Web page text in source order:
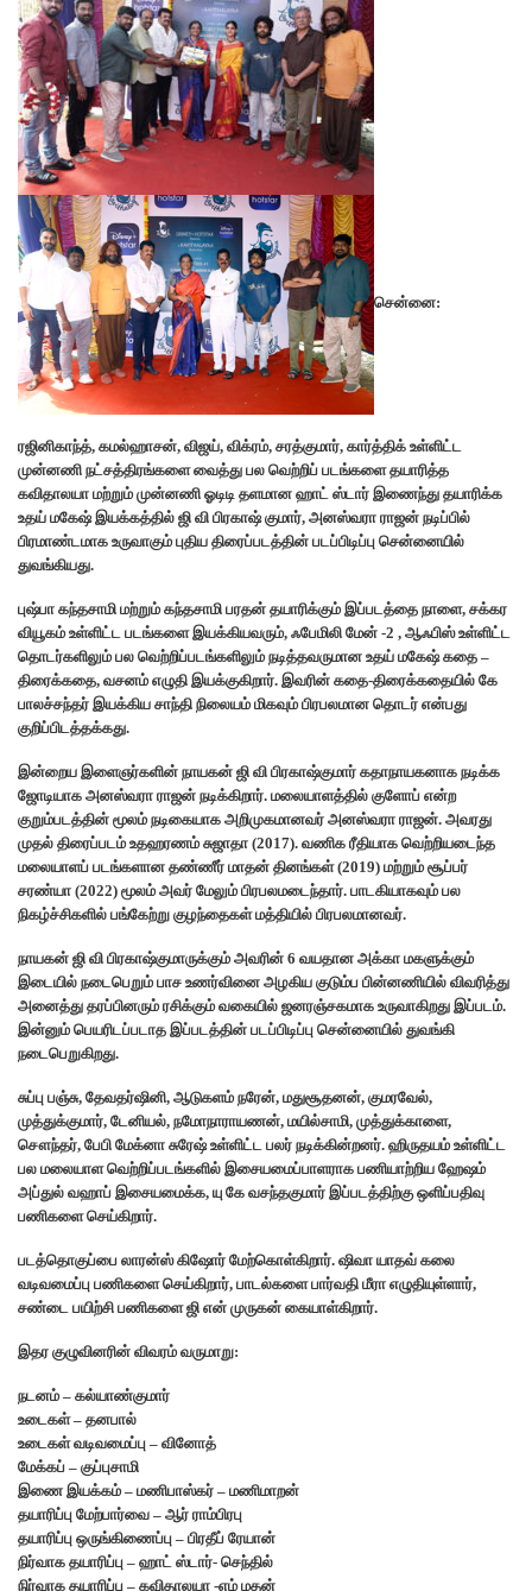
சென்னை:
ரஜினிகாந்த், கமல்ஹாசன், விஜய், விக்ரம், சரத்குமார், கார்த்திக் உள்ளிட்ட
முன்னணி நட்சத்திரங்களை வைத்து பல வெற்றிப் படங்களை தயாரித்த
கவிதாலயா மற்றும் முன்னணி ஓடிடி தளமான ஹாட் ஸ்டார் இணைந்து தயாரிக்க
உதய் மகேஷ் இயக்கத்தில் ஜி வி பிரகாஷ் குமார், அனஸ்வரா ராஜன் நடிப்பில்
பிரமாண்டமாக உருவாகும் புதிய திரைப்படத்தின் படப்பிடிப்பு சென்னையில்
துவங்கியது.
புஷ்பா கந்தசாமி மற்றும் கந்தசாமி பரதன் தயாரிக்கும் இப்படத்தை நாளை, சக்கர
வியூகம் உள்ளிட்ட படங்களை இயக்கியவரும், ஃபேமிலி மேன் -2 , ஆஃபிஸ் உள்ளிட்ட
தொடர்களிலும் பல வெற்றிப்படங்களிலும் நடித்தவருமான உதய் மகேஷ் கதை –
திரைக்கதை, வசனம் எழுதி இயக்குகிறார். இவரின் கதை-திரைக்கதையில் கே
பாலச்சந்தர் இயக்கிய சாந்தி நிலையம் மிகவும் பிரபலமான தொடர் என்பது
குறிப்பிடத்தக்கது.
இன்றைய இளைஞர்களின் நாயகன் ஜி வி பிரகாஷ்குமார் கதாநாயகனாக நடிக்க
ஜோடியாக அனஸ்வரா ராஜன் நடிக்கிறார். மலையாளத்தில் குளோப் என்ற
குறும்படத்தின் மூலம் நடிகையாக அறிமுகமானவர் அனஸ்வரா ராஜன். அவரது
முதல் திரைப்படம் உதஹரணம் சுஜாதா (2017). வணிக ரீதியாக வெற்றியடைந்த
மலையாளப் படங்களான தண்ணீர் மாதன் தினங்கள் (2019) மற்றும் சூப்பர்
சரண்யா (2022) மூலம் அவர் மேலும் பிரபலமடைந்தார். பாடகியாகவும் பல
நிகழ்ச்சிகளில் பங்கேற்று குழந்தைகள் மத்தியில் பிரபலமானவர்.
நாயகன் ஜி வி பிரகாஷ்குமாருக்கும் அவரின் 6 வயதான அக்கா மகளுக்கும்
இடையில் நடைபெறும் பாச உணர்வினை அழகிய குடும்ப பின்னணியில் விவரித்து
அனைத்து தரப்பினரும் ரசிக்கும் வகையில் ஜனரஞ்சகமாக உருவாகிறது இப்படம்.
இன்னும் பெயரிடப்படாத இப்படத்தின் படப்பிடிப்பு சென்னையில் துவங்கி
நடைபெறுகிறது.
சுப்பு பஞ்சு, தேவதர்ஷினி, ஆடுகளம் நரேன், மதுசூதனன், குமரவேல்,
முத்துக்குமார், டேனியல், நமோநாராயணன், மயில்சாமி, முத்துக்காளை,
சௌந்தர், பேபி மேக்னா சுரேஷ் உள்ளிட்ட பலர் நடிக்கின்றனர். ஹிருதயம் உள்ளிட்ட
பல மலையாள வெற்றிப்படங்களில் இசையமைப்பாளராக பணியாற்றிய ஹேஷம்
அப்துல் வஹாப் இசையமைக்க, யு கே வசந்தகுமார் இப்படத்திற்கு ஒளிப்பதிவு
பணிகளை செய்கிறார்.
படத்தொகுப்பை லாரன்ஸ் கிஷோர் மேற்கொள்கிறார். ஷிவா யாதவ் கலை
வடிவமைப்பு பணிகளை செய்கிறார், பாடல்களை பார்வதி மீரா எழுதியுள்ளார்,
சண்டை பயிற்சி பணிகளை ஜி என் முருகன் கையாள்கிறார்.
இதர குழுவினரின் விவரம் வருமாறு:
நடனம் – கல்யாண்குமார்
உடைகள் – தனபால்
உடைகள் வடிவமைப்பு – வினோத்
மேக்கப் – குப்புசாமி
இணை இயக்கம் – மணிபாஸ்கர் – மணிமாறன்
தயாரிப்பு மேற்பார்வை – ஆர் ராம்பிரபு
தயாரிப்பு ஒருங்கிணைப்பு – பிரதீப் ரேயான்
நிர்வாக தயாரிப்பு – ஹாட் ஸ்டார்- செந்தில்
நிர்வாக தயாரிப்பு – கவிதாலயா -எம் மதன்